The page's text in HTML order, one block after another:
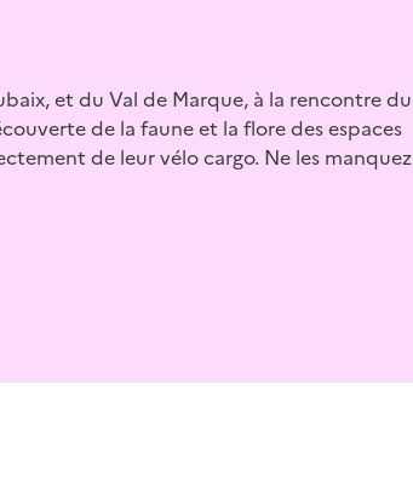
et du Val de Marque, à la rencontre du
de la faune et la flore des espaces
de leur vélo cargo. Ne les manquez